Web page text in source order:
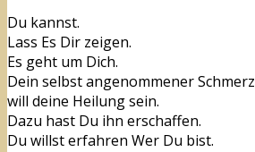
Du kannst.
Lass Es Dir zeigen.
Es geht um Dich.
Dein selbst angenommener Schmerz
will deine Heilung sein.
Dazu hast Du ihn erschaffen.
Du willst erfahren Wer Du bist.